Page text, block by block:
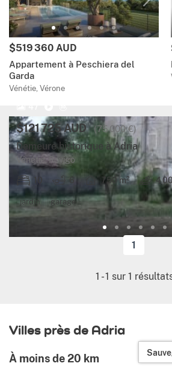
$519 360 AUD
Appartement à Peschiera del
Garda
Vénétie, Vérone
$121 725 AUD (75 000 €)
Demeure historique à Adria
Vénétie, Rovigo
10 750 m² 4
jardin garage
1
1 -1 sur 1
Villes près de Adria
À moins de 20 km